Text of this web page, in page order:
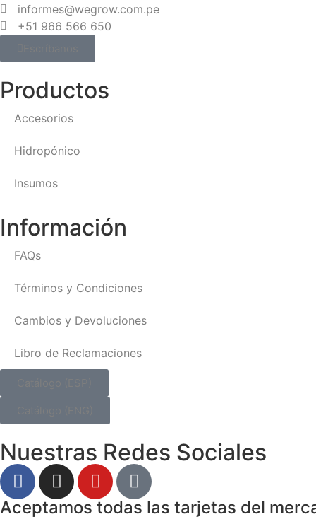
informes@wegrow.com.pe
+51 966 566 650
Productos
Accesorios
Hidropónico
Insumos
Información
FAQs
Términos y Condiciones
Cambios y Devoluciones
Libro de Reclamaciones
Nuestras Redes Sociales
Aceptamos todas las tarjetas del